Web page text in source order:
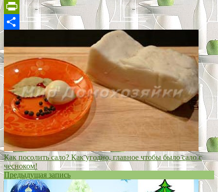
WhatsApp
PrintFriendly
Как посолить сало? Как угодно, главное чтобы было сало с
чесноком!
Предыдущая запись